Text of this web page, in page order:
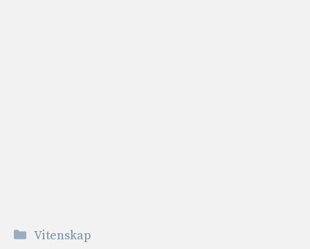
Kategorier
Vitenskap